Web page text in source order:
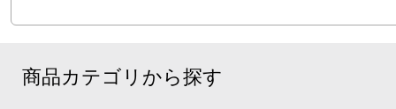
商品カテゴリから探す